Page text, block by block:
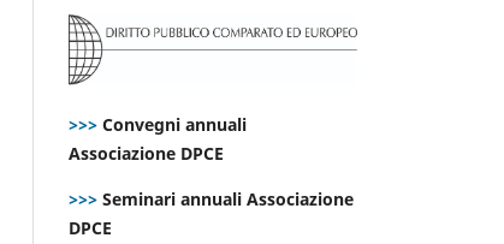
>>> Convegni annuali
Associazione DPCE
>>> Seminari annuali Associazione
DPCE